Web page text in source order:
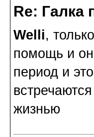
Re: Галка
Welli,
помощь и
период и
жизнью